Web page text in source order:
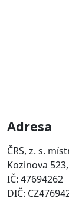
Adresa
ČRS, z. s.
Kozinova
IČ: 47694262
DIČ: